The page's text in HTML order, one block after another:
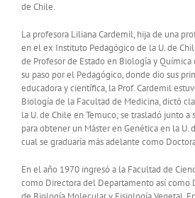
de Chile.
La profesora Liliana Cardemil, hija de una
en el ex Instituto Pedagógico de la U. de
de Profesor de Estado en Biología y
su paso por el Pedagógico, donde dio sus
educadora y científica, la Prof. Cardemil
Biología de la Facultad de Medicina, dictó
la U. de Chile en Temuco; se trasladó junto a
para obtener un Máster en Genética en la U.
cual se graduaría más adelante como
En el año 1970 ingresó a la Facultad de
como Directora del Departamento así como